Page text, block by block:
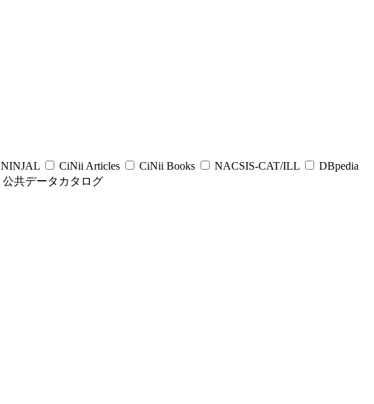
NINJAL CiNii Articles CiNii Books NACSIS-CAT/ILL
DBpedia
公共データカタログ